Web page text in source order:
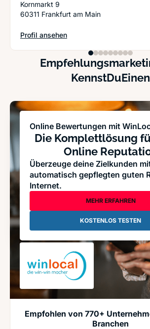
Kornmarkt 9
60311 Frankfurt am Main
Profil ansehen
: Wacker's Kaffeegeschäft GmbH
KennstDuEinen
Online Bewertungen mit
Die Komplettlösung
Online
Überzeuge deine Zielkunden
automatisch gepflegten guten
Internet.
MEHR ERFAHREN
KOSTENLOS TESTEN
Empfohlen von 770+
Branchen